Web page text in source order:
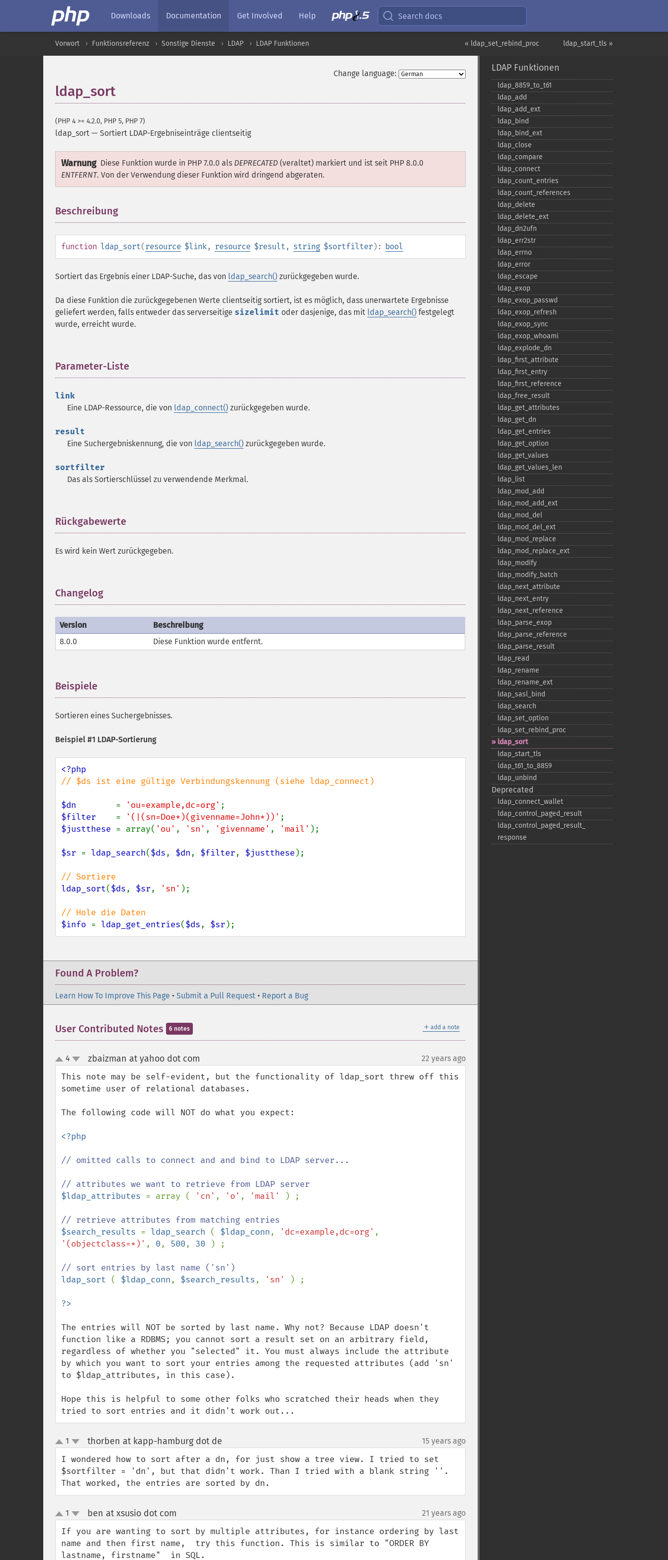
Downloads Documentation Get Involved Help Search docs
ldap_start_tls »
« ldap_set_rebind_proc
Vorwort Funktionsreferenz Sonstige Dienste LDAP LDAP Funktionen
Change language:
ldap_sort
(PHP 4 >= 4.2.0, PHP 5, PHP 7)
ldap_sort — Sortiert LDAP-Ergebniseinträge clientseitig
Warnung Diese Funktion wurde in PHP 7.0.0 als DEPRECATED (veraltet) markiert und ist seit PHP 8.0.0
ENTFERNT. Von der Verwendung dieser Funktion wird dringend abgeraten.
Beschreibung
function ldap_sort(resource $link, resource $result , string $sortfilter): bool
Sortiert das Ergebnis einer LDAP-Suche, das von ldap_search() zurückgegeben wurde.
Da diese Funktion die zurückgegebenen Werte clientseitig sortiert, ist es möglich, dass unerwartete Ergebnisse
geliefert werden, falls entweder das serverseitige sizelimit oder dasjenige, das mit ldap_search() festgelegt
wurde, erreicht wurde.
Parameter-Liste
link
Eine LDAP-Ressource, die von ldap_connect() zurückgegeben wurde.
result
Eine Suchergebniskennung, die von ldap_search() zurückgegeben wurde.
sortfilter
Das als Sortierschlüssel zu verwendende Merkmal.
Rückgabewerte
Es wird kein Wert zurückgegeben.
Changelog
Version
Beschreibung
8.0.0
Diese Funktion wurde entfernt.
Beispiele
Sortieren eines Suchergebnisses.
Beispiel #1 LDAP-Sortierung
// $ds ist eine gültige Verbindungskennung (siehe ldap_connect)
$dn = 'ou=example,dc=org'
$filter = '(|(sn=Doe*)(givenname=John*))'
$justthese = array( 'ou' , 'sn' , 'givenname' , 'mail' );
$sr = ldap_search($ds, $dn, $filter, $justthese );
ldap_sort($ds, $sr, 'sn' );
$info = ldap_get_entries($ds, $sr );
Found A Problem?
Learn How To Improve This Page • Submit a Pull Request • Report a Bug
＋ add a note
User Contributed Notes 6 notes
up
down
4 zbaizman at yahoo dot com 22 years ago
This note may be self-evident, but the functionality of ldap_sort threw off this
sometime user of relational databases.
The following code will NOT do what you expect:
<?php
// omitted calls to connect and and bind to LDAP server...
$ldap_attributes = array ( 'cn' , 'o' , 'mail' ) ;
$search_results = ldap_search ( $ldap_conn, 'dc=example,dc=org'
'(objectclass=*)' , 0, 500, 30 ) ;
ldap_sort ( $ldap_conn, $search_results, 'sn' ) ;
The entries will NOT be sorted by last name. Why not? Because LDAP doesn't
function like a RDBMS; you cannot sort a result set on an arbitrary field,
regardless of whether you "selected" it. You must always include the attribute
by which you want to sort your entries among the requested attributes (add 'sn'
to $ldap_attributes, in this case).
Hope this is helpful to some other folks who scratched their heads when they
tried to sort entries and it didn't work out...
up
down
1 thorben at kapp-hamburg dot de 15 years ago
I wondered how to sort after a dn, for just show a tree view. I tried to set
$sortfilter = 'dn', but that didn't work. Than I tried with a blank string ''.
That worked, the entries are sorted by dn.
up
down
1 ben at xsusio dot com 21 years ago
If you are wanting to sort by multiple attributes, for instance ordering by last
name and then first name,  try this function. This is similar to "ORDER BY
lastname, firstname"  in SQL.
LDAP Funktionen
ldap_​8859_​to_​t61
ldap_​add
ldap_​add_​ext
ldap_​bind
ldap_​bind_​ext
ldap_​close
ldap_​compare
ldap_​connect
ldap_​count_​entries
ldap_​count_​references
ldap_​delete
ldap_​delete_​ext
ldap_​dn2ufn
ldap_​err2str
ldap_​errno
ldap_​error
ldap_​escape
ldap_​exop
ldap_​exop_​passwd
ldap_​exop_​refresh
ldap_​exop_​sync
ldap_​exop_​whoami
ldap_​explode_​dn
ldap_​first_​attribute
ldap_​first_​entry
ldap_​first_​reference
ldap_​free_​result
ldap_​get_​attributes
ldap_​get_​dn
ldap_​get_​entries
ldap_​get_​option
ldap_​get_​values
ldap_​get_​values_​len
ldap_​list
ldap_​mod_​add
ldap_​mod_​add_​ext
ldap_​mod_​del
ldap_​mod_​del_​ext
ldap_​mod_​replace
ldap_​mod_​replace_​ext
ldap_​modify
ldap_​modify_​batch
ldap_​next_​attribute
ldap_​next_​entry
ldap_​next_​reference
ldap_​parse_​exop
ldap_​parse_​reference
ldap_​parse_​result
ldap_​read
ldap_​rename
ldap_​rename_​ext
ldap_​sasl_​bind
ldap_​search
ldap_​set_​option
ldap_​set_​rebind_​proc
ldap_​sort
ldap_​start_​tls
ldap_​t61_​to_​8859
ldap_​unbind
Deprecated
ldap_​connect_​wallet
ldap_​control_​paged_​result
ldap_​control_​paged_​result_​
response